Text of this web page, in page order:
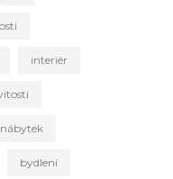
interiér
nábytek
bydlení